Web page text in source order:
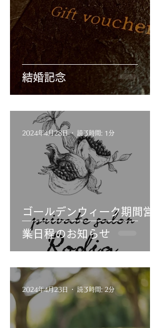
結婚記念
ゴールデンウィーク期間営
業日程のお知らせ
2024年4月28日 読了時間: 1分
2024年4月23日 読了時間: 2分